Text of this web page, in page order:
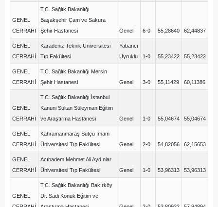
GENEL
CERRAHİ
T.C. Sağlık Bakanlığı
Başakşehir Çam ve Sakura
Şehir Hastanesi
Genel 6-0 55,28640 62,44837
GENEL
CERRAHİ
Karadeniz Teknik Üniversitesi
Tıp Fakültesi
Yabancı
Uyruklu
1-0 55,23422 55,23422
GENEL
CERRAHİ
T.C. Sağlık Bakanlığı Mersin
Şehir Hastanesi
Genel 3-0 55,11429 60,11386
GENEL
CERRAHİ
T.C. Sağlık Bakanlığı İstanbul
Kanuni Sultan Süleyman Eğitim
ve Araştırma Hastanesi
Genel 1-0 55,04674 55,04674
GENEL
CERRAHİ
Kahramanmaraş Sütçü İmam
Üniversitesi Tıp Fakültesi
Genel 2-0 54,82056 62,15653
GENEL
CERRAHİ
Acıbadem Mehmet Ali Aydınlar
Üniversitesi Tıp Fakültesi
Genel 1-0 53,96313 53,96313
GENEL
T.C. Sağlık Bakanlığı Bakırköy
Dr. Sadi Konuk Eğitim ve